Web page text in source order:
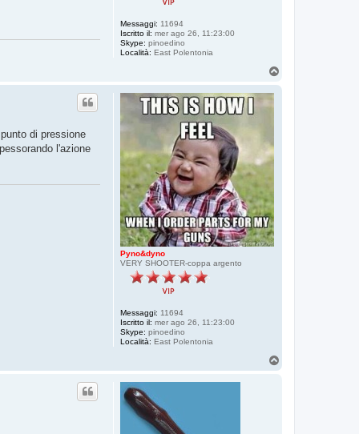
Messaggi: 11694
Iscritto il: mer ago 26, 11:23:00
Skype: pinoedino
Località: East Polentonia
Pyno&dyno
VERY SHOOTER-coppa argento
Messaggi: 11694
Iscritto il: mer ago 26, 11:23:00
Skype: pinoedino
Località: East Polentonia
di pressione
l'azione